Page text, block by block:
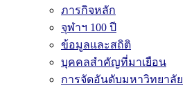
ภารกิจหลัก
จุฬาฯ 100 ปี
ข้อมูลและสถิติ
บุคคลสำคัญที่มาเยือน
การจัดอันดับมหาวิทยาลัย